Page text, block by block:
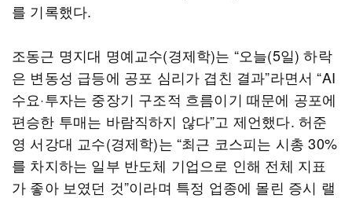
를 기록했다.
조동근 명지대 명예교수(경제학)는 “오늘(5일) 하락
은 변동성 급등에 공포 심리가 겹친 결과”라면서 “AI
수요·투자는 중장기 구조적 흐름이기 때문에 공포에
편승한 투매는 바람직하지 않다”고 제언했다. 허준
영 서강대 교수(경제학)는 “최근 코스피는 시총 30%
를 차지하는 일부 반도체 기업으로 인해 전체 지표
가 좋아 보였던 것”이라며 특정 업종에 몰린 증시 랠